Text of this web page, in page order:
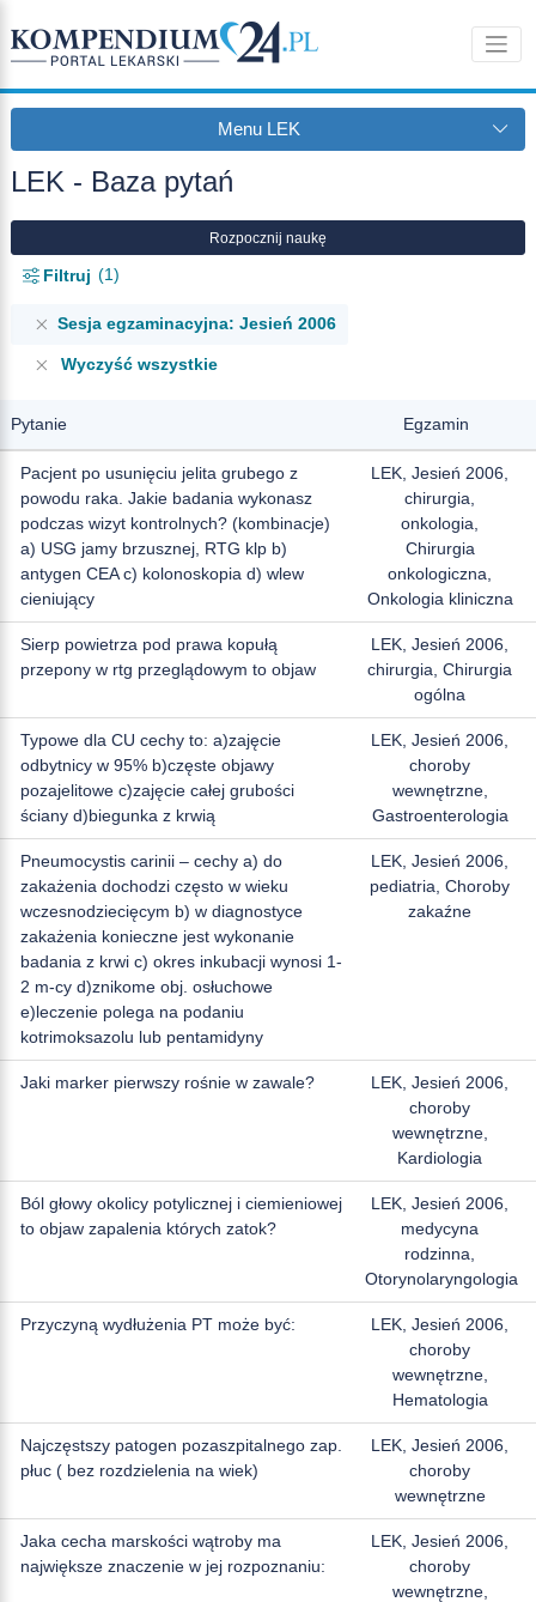
Menu LEK
LEK - Baza pytań
Filtruj 1
Rozpocznij naukę
Sesja egzaminacyjna: Jesień 2006
Wyczyść wszystkie
Pytanie Egzamin
Pacjent po usunięciu jelita grubego z
powodu raka. Jakie badania wykonasz
podczas wizyt kontrolnych? (kombinacje)
a) USG jamy brzusznej, RTG klp b)
antygen CEA c) kolonoskopia d) wlew
cieniujący
LEK, Jesień 2006,
chirurgia,
onkologia,
Chirurgia
onkologiczna,
Onkologia kliniczna
Sierp powietrza pod prawa kopułą
przepony w rtg przeglądowym to objaw
LEK, Jesień 2006,
chirurgia, Chirurgia
ogólna
Typowe dla CU cechy to: a)zajęcie
odbytnicy w 95% b)częste objawy
pozajelitowe c)zajęcie całej grubości
ściany d)biegunka z krwią
LEK, Jesień 2006,
choroby
wewnętrzne,
Gastroenterologia
Pneumocystis carinii – cechy a) do
zakażenia dochodzi często w wieku
wczesnodziecięcym b) w diagnostyce
zakażenia konieczne jest wykonanie
badania z krwi c) okres inkubacji wynosi 1-
2 m-cy d)znikome obj. osłuchowe
e)leczenie polega na podaniu
kotrimoksazolu lub pentamidyny
LEK, Jesień 2006,
pediatria, Choroby
zakaźne
Jaki marker pierwszy rośnie w zawale?
LEK, Jesień 2006,
choroby
wewnętrzne,
Kardiologia
Ból głowy okolicy potylicznej i ciemieniowej
to objaw zapalenia których zatok?
LEK, Jesień 2006,
medycyna
rodzinna,
Otorynolaryngologia
Przyczyną wydłużenia PT może być:
LEK, Jesień 2006,
choroby
wewnętrzne,
Hematologia
Najczęstszy patogen pozaszpitalnego zap.
płuc ( bez rozdzielenia na wiek)
LEK, Jesień 2006,
choroby
wewnętrzne
Jaka cecha marskości wątroby ma
największe znaczenie w jej rozpoznaniu:
LEK, Jesień 2006,
choroby
wewnętrzne,